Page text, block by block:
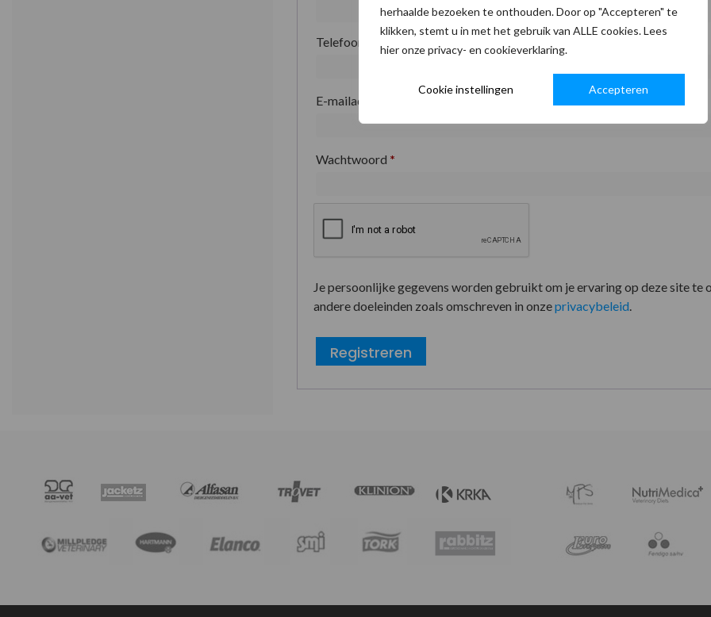
herhaalde bezoeken te onthouden. Door op "Accepteren" te
klikken, stemt u in met het gebruik van ALLE cookies. Lees
hier onze privacy- en cookieverklaring.
Cookie instellingen Accepteren
Telefoon
E-mailadres
Wachtwoord *
Je persoonlijke gegevens worden gebruikt om je ervaring op deze site
andere doeleinden zoals omschreven in onzeprivacybeleid
Registreren